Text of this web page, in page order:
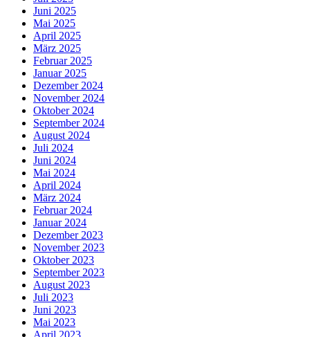
Juni 2025
Mai 2025
April 2025
März 2025
Februar 2025
Januar 2025
Dezember 2024
November 2024
Oktober 2024
September 2024
August 2024
Juli 2024
Juni 2024
Mai 2024
April 2024
März 2024
Februar 2024
Januar 2024
Dezember 2023
November 2023
Oktober 2023
September 2023
August 2023
Juli 2023
Juni 2023
Mai 2023
April 2023